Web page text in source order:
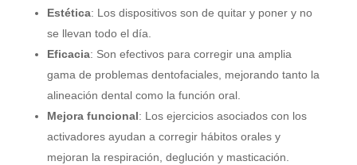
Estética: Los dispositivos son de quitar y poner y no
se llevan todo el día.
Eficacia: Son efectivos para corregir una amplia
gama de problemas dentofaciales, mejorando tanto la
alineación dental como la función oral.
Mejora funcional: Los ejercicios asociados con los
activadores ayudan a corregir hábitos orales y
mejoran la respiración, deglución y masticación.